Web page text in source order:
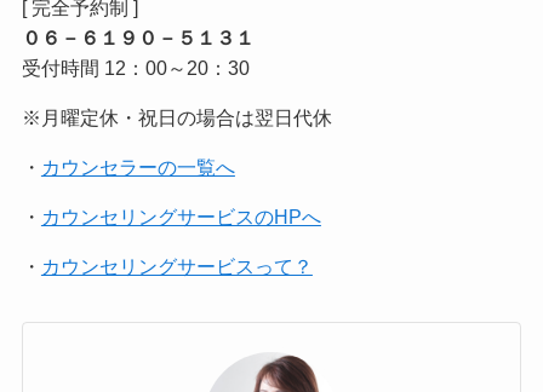
[ 完全予約制 ]
０６－６１９０－５１３１
受付時間 12：00～20：30
※月曜定休・祝日の場合は翌日代休
・ カウンセラーの一覧へ
・ カウンセリングサービスのHPへ
・ カウンセリングサービスって？